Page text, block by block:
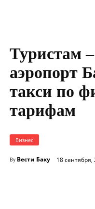
Туристам
аэропорт
такси по
тарифам
Бизнес
By Вести Баку 18 сентября,